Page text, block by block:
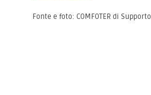
Fonte e foto: COMFOTER di Supporto